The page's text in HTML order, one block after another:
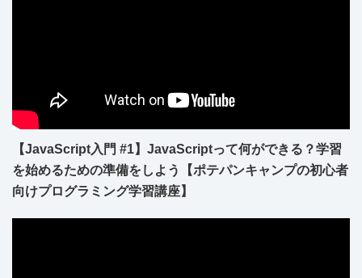
【JavaScript入門 #1】JavaScriptって何ができる？学習
を始めるための準備をしよう【ポテパンキャンプの初心者
向けプログラミング学習講座】